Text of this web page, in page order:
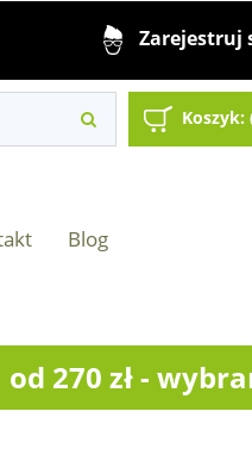
Zarejestruj
Koszyk:
Blog
270 zł -